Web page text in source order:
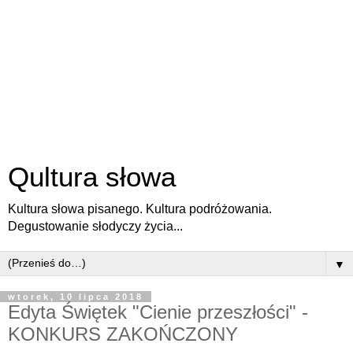
Qultura słowa
Kultura słowa pisanego. Kultura podróżowania.
Degustowanie słodyczy życia...
▼
wtorek, 10 lipca 2018
Edyta Świętek "Cienie przeszłości" -
KONKURS ZAKOŃCZONY